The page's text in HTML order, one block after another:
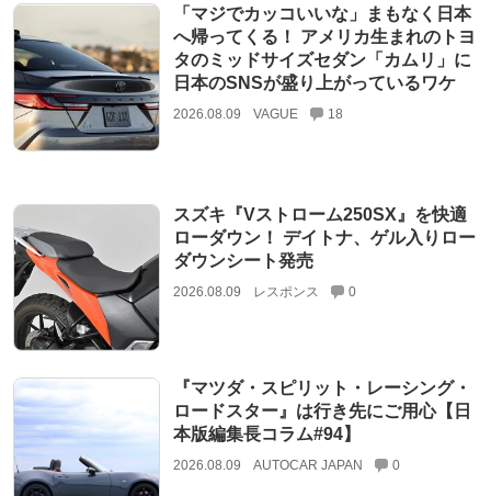
「マジでカッコいいな」まもなく日本
へ帰ってくる！ アメリカ生まれのトヨ
タのミッドサイズセダン「カムリ」に
日本のSNSが盛り上がっているワケ
2026.08.09 VAGUE 18
スズキ『Vストローム250SX』を快適
ローダウン！ デイトナ、ゲル入りロー
ダウンシート発売
2026.08.09 レスポンス 0
『マツダ・スピリット・レーシング・
ロードスター』は行き先にご用心【日
本版編集長コラム#94】
2026.08.09 AUTOCAR JAPAN 0